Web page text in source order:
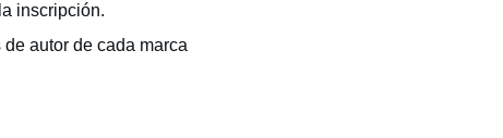
inscripción.
autor de cada marca